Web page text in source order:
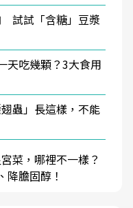
試試「含糖」豆漿
天吃幾顆？3大食用
蟲」長這樣，不能
菜，哪裡不一樣？
降膽固醇！